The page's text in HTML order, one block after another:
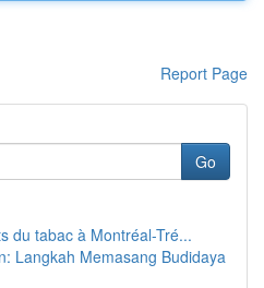
Report Page
Go
du tabac à Montréal-Tré...
Langkah Memasang Budidaya